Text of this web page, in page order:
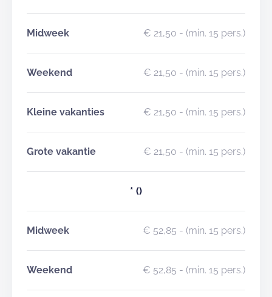
Midweek € 21,50 - (min. 15 pers.)
Weekend € 21,50 - (min. 15 pers.)
Kleine vakanties € 21,50 - (min. 15 pers.)
Grote vakantie € 21,50 - (min. 15 pers.)
* ()
Midweek € 52,85 - (min. 15 pers.)
Weekend € 52,85 - (min. 15 pers.)